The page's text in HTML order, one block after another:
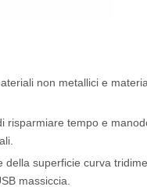
non metallici e
risparmiare tempo e
superficie curva
massiccia.